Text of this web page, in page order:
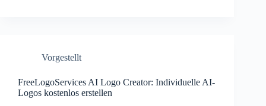
Vorgestellt
FreeLogoServices AI Logo Creator: Individuelle AI-
Logos kostenlos erstellen